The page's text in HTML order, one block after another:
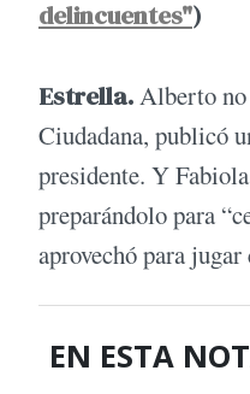
delincuentes")
Estrella.Alberto no
Ciudadana, publicó
presidente. Y
preparándolo para
aprovechó para
EN ESTA